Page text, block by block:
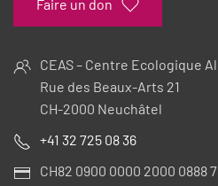
Faire un don
CEAS – Centre Ecologique
Rue des Beaux-Arts 21
CH-2000 Neuchâtel
+41 32 725 08 36
CH82 0900 0000 2000 0888 7